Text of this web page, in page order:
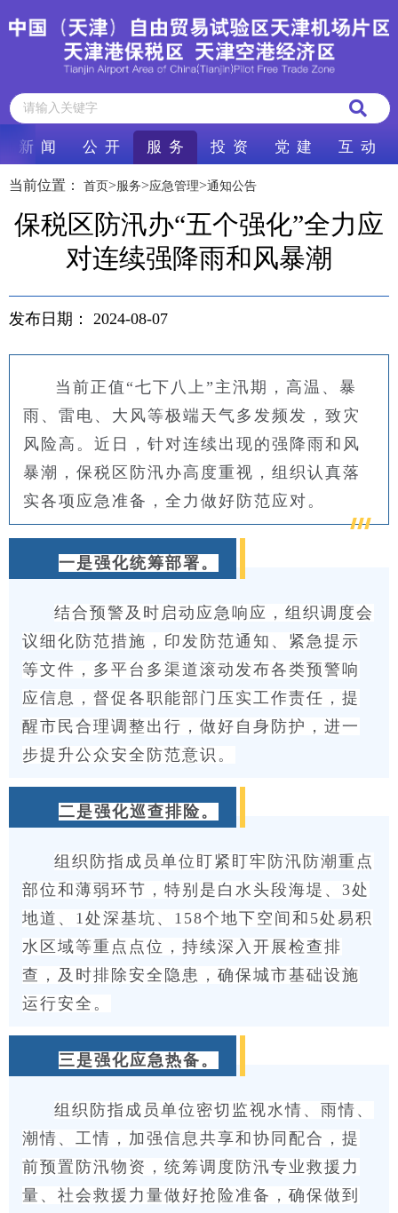
新 闻 公 开 服 务 投 资 党 建 互 动
当前位置： 首页>服务>应急管理>通知公告
保税区防汛办“五个强化”全力应
对连续强降雨和风暴潮
发布日期： 2024-08-07
当前正值“七下八上”主汛期，高温、暴
雨、雷电、大风等极端天气多发频发，致灾
风险高。近日，针对连续出现的强降雨和风
暴潮，保税区防汛办高度重视，组织认真落
实各项应急准备，全力做好防范应对。
一是强化统筹部署。
结合预警及时启动应急响应，组织调度会
议细化防范措施，印发防范通知、紧急提示
等文件，多平台多渠道滚动发布各类预警响
应信息，督促各职能部门压实工作责任，提
醒市民合理调整出行，做好自身防护，进一
步提升公众安全防范意识。
二是强化巡查排险。
组织防指成员单位盯紧盯牢防汛防潮重点
部位和薄弱环节，特别是白水头段海堤、3处
地道、1处深基坑、158个地下空间和5处易积
水区域等重点点位，持续深入开展检查排
查，及时排除安全隐患，确保城市基础设施
运行安全。
三是强化应急热备。
组织防指成员单位密切监视水情、雨情、
潮情、工情，加强信息共享和协同配合，提
前预置防汛物资，统筹调度防汛专业救援力
量、社会救援力量做好抢险准备，确保做到